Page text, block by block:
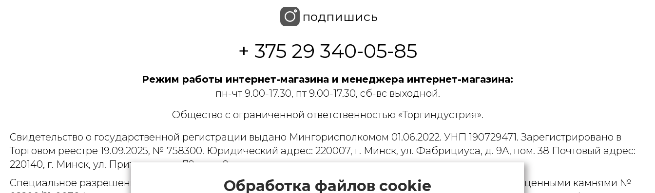
подпишись
+ 375 29 340-05-85
Режим работы интернет-магазина и менеджера интернет-магазина:
пн-чт 9.00-17.30, пт 9.00-17.30, сб-вс выходной.
Общество с ограниченной ответственностью «Торгиндустрия».
Свидетельство о государственной регистрации выдано Мингорисполкомом 01.06.2022. УНП 190729471. Зарегистрировано в
Торговом реестре 19.09.2025, № 758300. Юридический адрес: 220007, г. Минск, ул. Фабрициуса, д. 9А, пом. 38 Почтовый адрес:
220140, г. Минск, ул. Притыцкого, д.79, пом. 9
Специальное разрешение (лицензия) на деятельность, связанную с драгоценными металлами и драгоценными камнями №
Обработка файлов cookie